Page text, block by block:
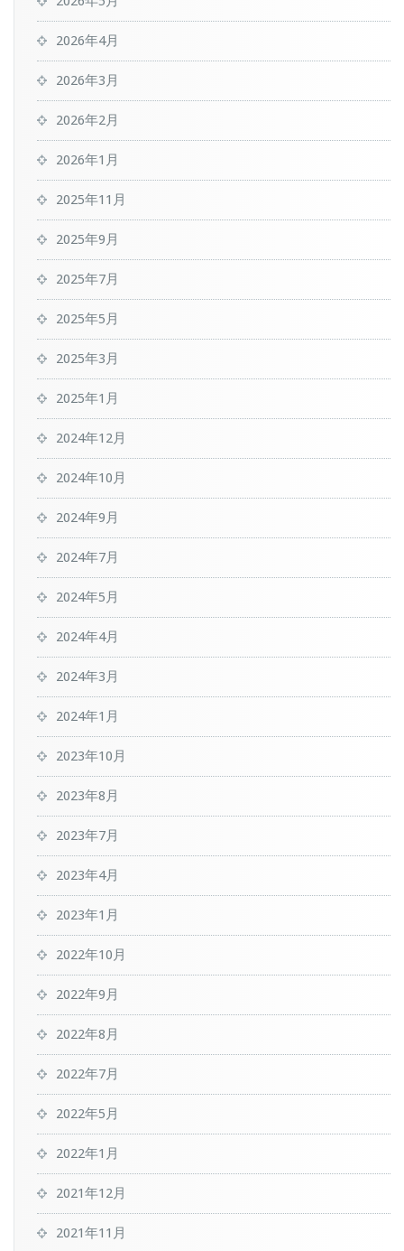
2026年4月
2026年3月
2026年2月
2026年1月
2025年11月
2025年9月
2025年7月
2025年5月
2025年3月
2025年1月
2024年12月
2024年10月
2024年9月
2024年7月
2024年5月
2024年4月
2024年3月
2024年1月
2023年10月
2023年8月
2023年7月
2023年4月
2023年1月
2022年10月
2022年9月
2022年8月
2022年7月
2022年5月
2022年1月
2021年12月
2021年11月